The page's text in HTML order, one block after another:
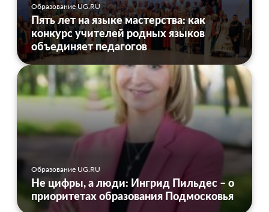
Образование UG.RU
Пять лет на языке мастерства: как
конкурс учителей родных языков
объединяет педагогов
Образование UG.RU
Не цифры, а люди: Ингрид Пильдес – о
приоритетах образования Подмосковья